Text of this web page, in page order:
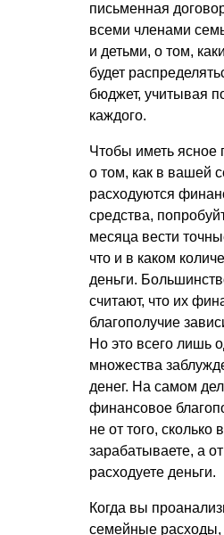
письменная
всеми членами
и детьми, о том,
будет
бюджет, учитывая
каждого.
Чтобы иметь ясное
о том, как в вашей
расходуются
средства,
месяца вести
что и в каком
деньги.
считают, что их
благополучие
Но это всего лишь
множества
денег. На самом
финансовое
не от того, сколько
зарабатываете, а от
расходуете деньги.
Когда вы
семейные расходы,